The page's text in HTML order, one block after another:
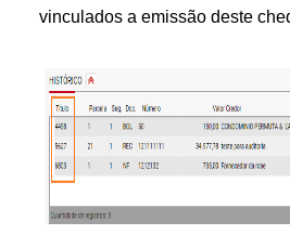
vinculados a emissão deste